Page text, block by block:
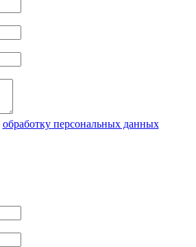
обработку персональных данных